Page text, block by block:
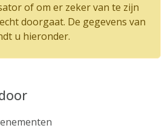
of om er zeker van te zijn
doorgaat. De gegevens van
u hieronder.